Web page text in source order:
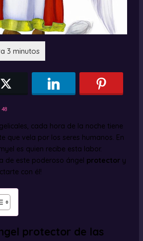
48
cada hora de la noche tiene
que vela por los seres humanos. En
es quien recibe esta labor.
de este poderoso ángel protectory
con él!
protector de las